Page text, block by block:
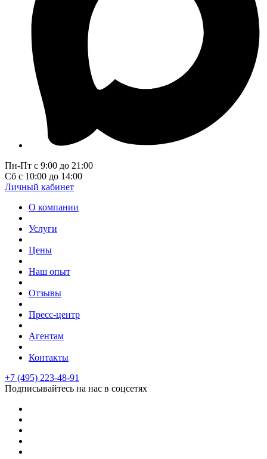
Пн-Пт с 9:00 до 21:00
Сб с 10:00 до 14:00
Личный кабинет
О компании
Услуги
Цены
Наш опыт
Отзывы
Пресс-центр
Агентам
Контакты
+7 (495) 223-48-91
Подписывайтесь на нас в соцсетях